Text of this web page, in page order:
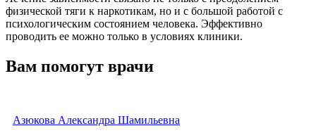
физической тяги к наркотикам, но и с большой работой с
психологическим состоянием человека. Эффективно
проводить ее можно только в условиях клиники.
Вам помогут врачи
Азюкова Александра Шамильевна